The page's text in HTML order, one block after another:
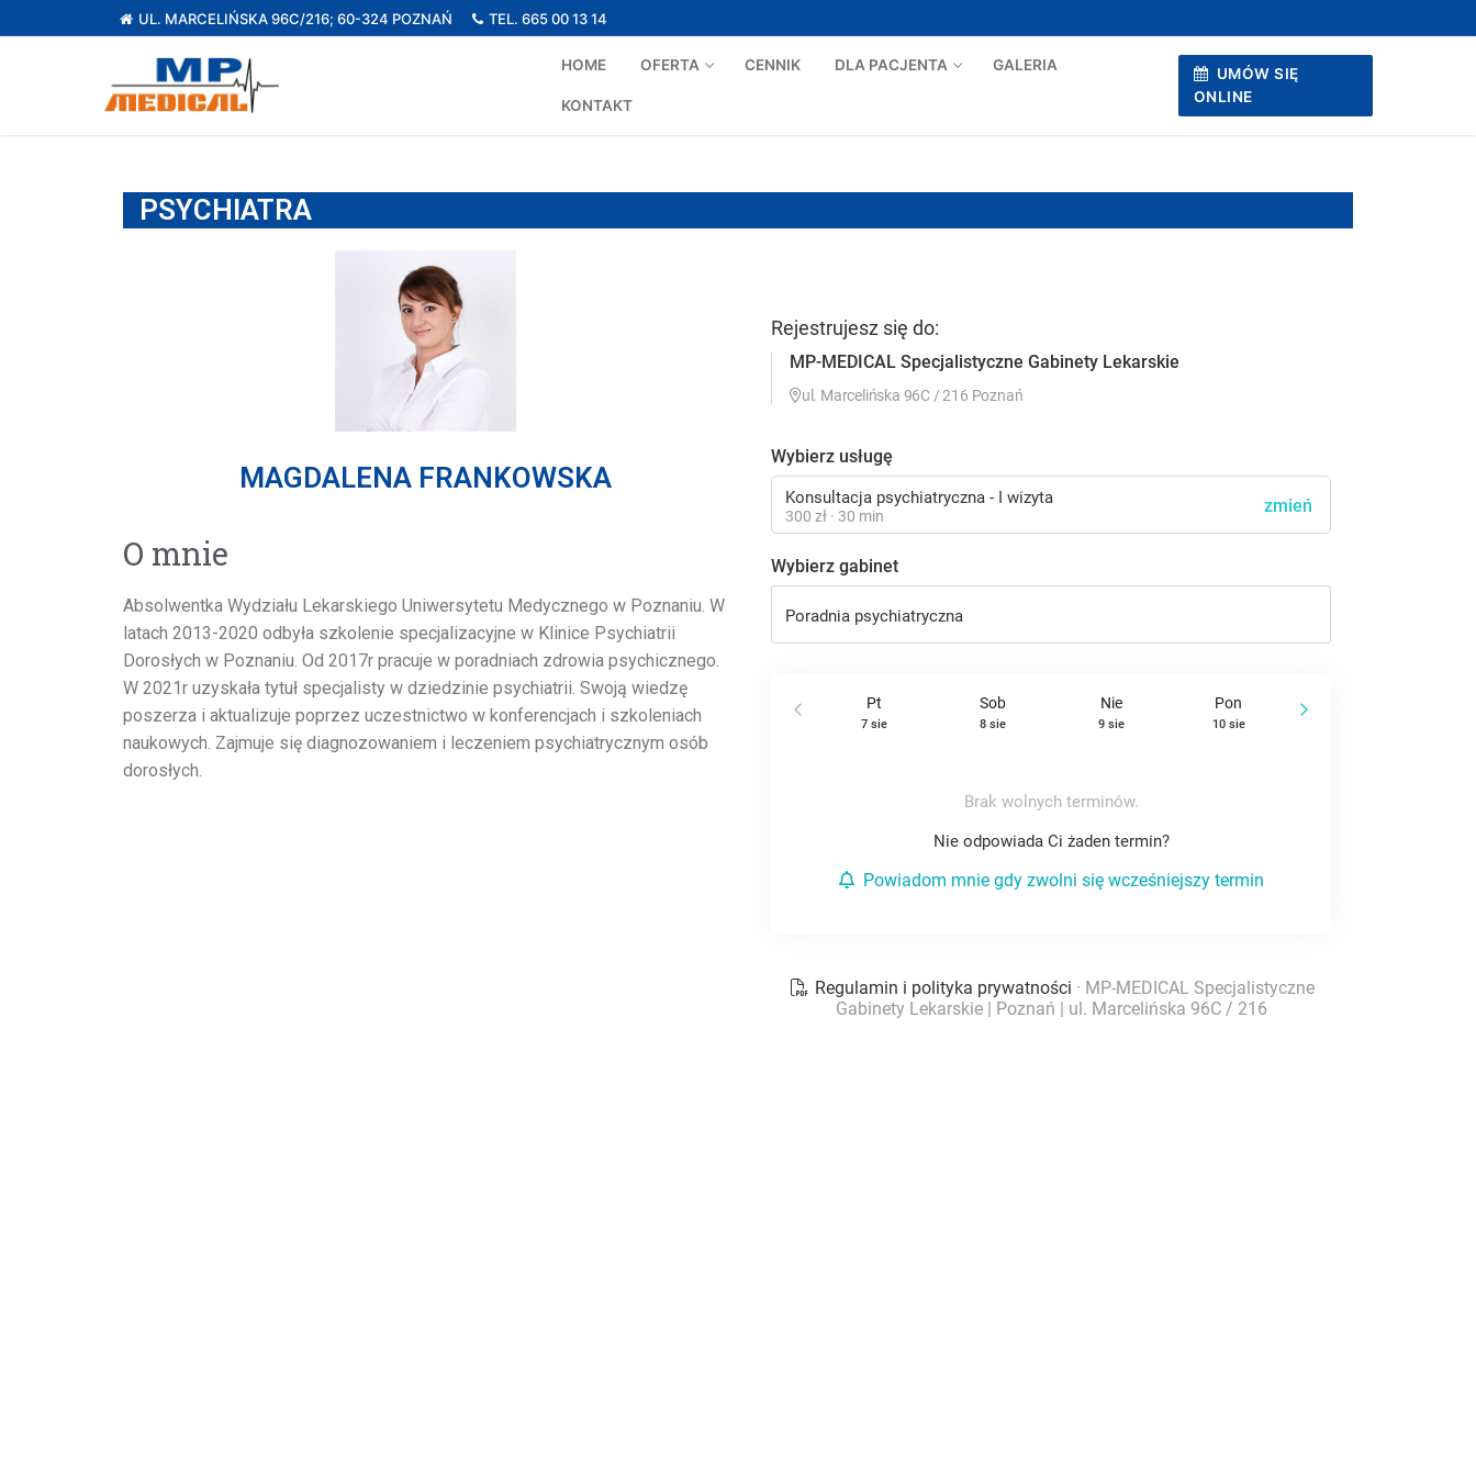
UL. MARCELIŃSKA 96C/216; 60-324 POZNAŃ TEL. 665 00 13 14
HOME OFERTA CENNIK DLA PACJENTA GALERIA
KONTAKT
UMÓW SIĘ
ONLINE
PSYCHIATRA
MAGDALENA FRANKOWSKA
O mnie
Absolwentka Wydziału Lekarskiego Uniwersytetu Medycznego w Poznaniu. W
latach 2013-2020 odbyła szkolenie specjalizacyjne w Klinice Psychiatrii
Dorosłych w Poznaniu. Od 2017r pracuje w poradniach zdrowia psychicznego.
W 2021r uzyskała tytuł specjalisty w dziedzinie psychiatrii. Swoją wiedzę
poszerza i aktualizuje poprzez uczestnictwo w konferencjach i szkoleniach
naukowych. Zajmuje się diagnozowaniem i leczeniem psychiatrycznym osób
dorosłych.